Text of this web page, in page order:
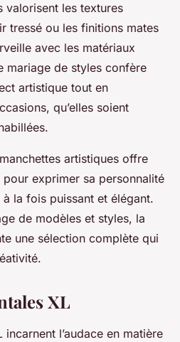
valorisent les textures
tressé ou les finitions mates
avec les matériaux
mariage de styles confère
artistique tout en
qu’elles soient
artistiques offre
pour exprimer sa personnalité
la fois puissant et élégant.
de modèles et styles, la
une sélection complète qui
XL
l’audace en matière